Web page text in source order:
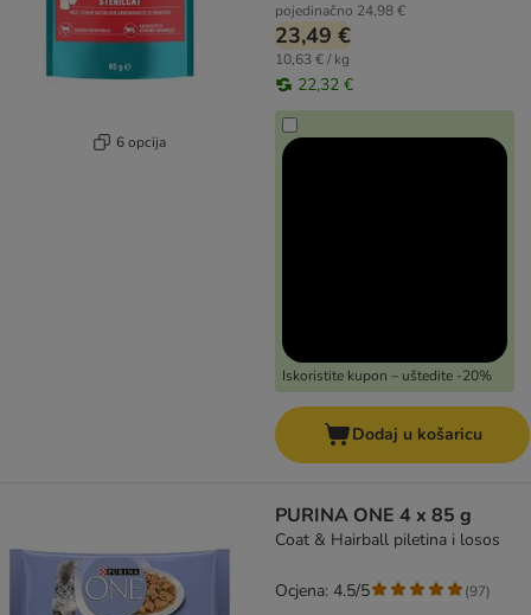
6 opcija
pojedinačno 24,98 €
23,49 €
10,63 € / kg
22,32 €
Iskoristite kupon – uštedite -20%
Dodaj u košaricu
PURINA ONE 4 x 85 g
Coat & Hairball piletina i losos
Ocjena: 4.5/5 (97)